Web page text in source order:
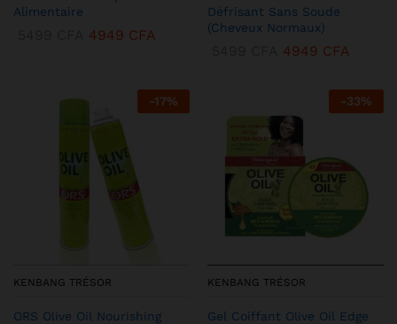
Alimentaire
4949 CFA
Défrisant Sans Soude
(Cheveux Normaux)
4949 CFA
-17%
KENBANG TRÉSOR
ORS Olive Oil Nourishing
-33%
KENBANG TRÉSOR
Gel Coiffant Olive Oil Edge